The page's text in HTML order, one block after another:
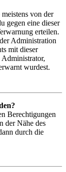
von der
gegen eine dieser
erteilen.
Administration
mit dieser
wurdest.
Berechtigungen
der Nähe des
durch die